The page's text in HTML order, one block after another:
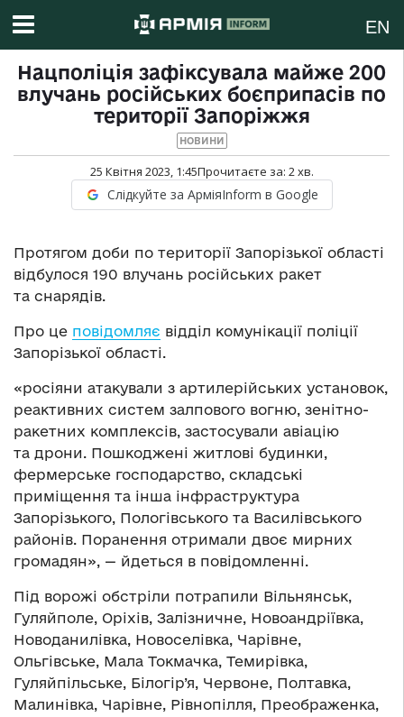
EN
Нацполіція зафіксувала майже 200
влучань російських боєприпасів по
території Запоріжжя
НОВИНИ
25 Квітня 2023, 1:45Прочитаєте за: 2хв.
Слідкуйте за АрміяInform в Google
Протягом доби по території Запорізької області
відбулося 190 влучань російських ракет
та снарядів.
Про це повідомляє відділ комунікації поліції
Запорізької області.
«росіяни атакували з артилерійських установок,
реактивних систем залпового вогню, зенітно-
ракетних комплексів, застосували авіацію
та дрони. Пошкоджені житлові будинки,
фермерське господарство, складські
приміщення та інша інфраструктура
Запорізького, Пологівського та Василівського
районів. Поранення отримали двоє мирних
громадян», — йдеться в повідомленні.
Під ворожі обстріли потрапили Вільнянськ,
Гуляйполе, Оріхів, Залізничне, Новоандріївка,
Новоданилівка, Новоселівка, Чарівне,
Ольгівське, Мала Токмачка, Темирівка,
Гуляйпільське, Білогір’я, Червоне, Полтавка,
Малинівка, Чарівне, Рівнопілля, Преображенка,